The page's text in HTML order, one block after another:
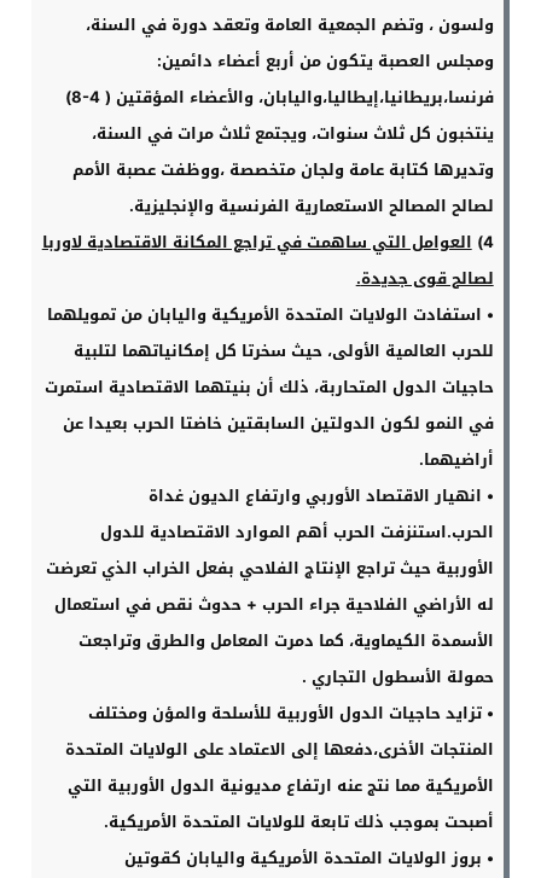
ولسون ، وتضم الجمعية العامة وتعقد دورة في السنة،
ومجلس العصبة يتكون من أربع أعضاء دائمين:
فرنسا،بريطانيا،إيطاليا،واليابان، والأعضاء المؤقتين ( 8-4)
ينتخبون كل ثلاث سنوات، ويجتمع ثلاث مرات في السنة،
وتديرها كتابة عامة ولجان متخصصة ،ووظفت عصبة الأمم
لصالح المصالح الاستعمارية الفرنسية والإنجليزية.
4) العوامل التي ساهمت في تراجع المكانة الاقتصادية لاوربا
لصالح قوى جديدة.
• استفادت الولايات المتحدة الأمريكية واليابان من تمويلهما
للحرب العالمية الأولى، حيث سخرتا كل إمكانياتهما لتلبية
حاجيات الدول المتحاربة، ذلك أن بنيتهما الاقتصادية استمرت
في النمو لكون الدولتين السابقتين خاضتا الحرب بعيدا عن
أراضيهما.
• انهيار الاقتصاد الأوربي وارتفاع الديون غداة
الحرب.استنزفت الحرب أهم الموارد الاقتصادية للدول
الأوربية حيث تراجع الإنتاج الفلاحي بفعل الخراب الذي تعرضت
له الأراضي الفلاحية جراء الحرب + حدوث نقص في استعمال
الأسمدة الكيماوية، كما دمرت المعامل والطرق وتراجعت
حمولة الأسطول التجاري .
•تزايد حاجيات الدول الأوربية للأسلحة والمؤن ومختلف
المنتجات الأخرى،دفعها إلى الاعتماد على الولايات المتحدة
الأمريكية مما نتج عنه ارتفاع مديونية الدول الأوربية التي
أصبحت بموجب ذلك تابعة للولايات المتحدة الأمريكية.
• بروز الولايات المتحدة الأمريكية واليابان كقوتين